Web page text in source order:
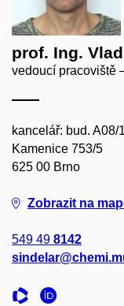
prof. Ing.
vedoucí pracoviště
kancelář: bud. A08/
Kamenice 753/5
625 00 Brno
Zobrazit na
549 49 8142